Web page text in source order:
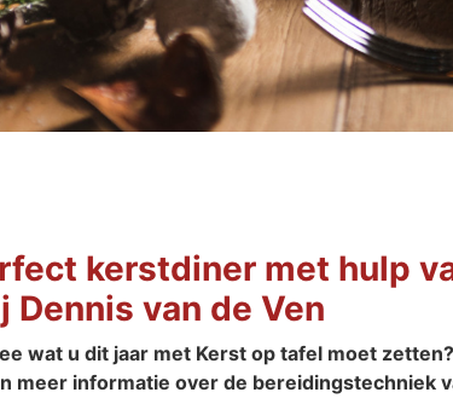
kerstdiner met hulp
Dennis van de Ven
wat u dit jaar met Kerst op tafel moet zetten?
meer informatie over de bereidingstechniek